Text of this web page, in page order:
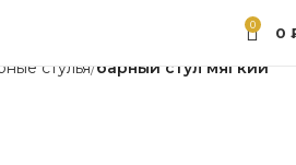
0 0
стулья барный стул мягкий